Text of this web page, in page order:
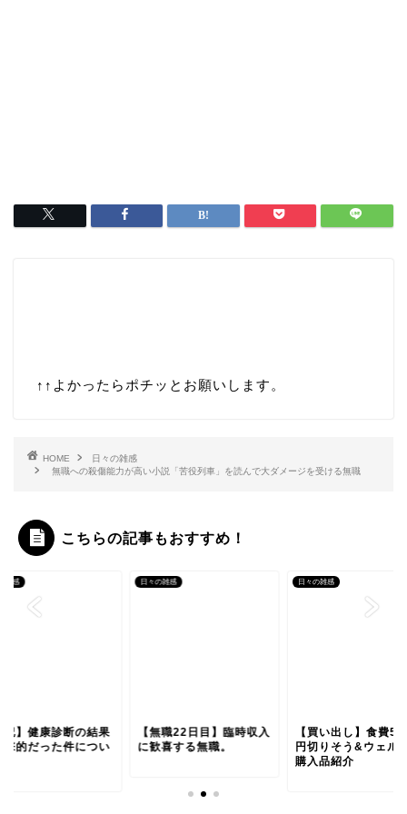
↑↑ よかったらポチッとお願いします。
HOME
日々の雑感
無職への殺傷能力が高い小説「苦役列車」を読んで大ダメージを受ける無職
こちらの記事もおすすめ！
雑感
記】健康診断の結果
撃的だった件につい
日々の雑感
【無職22日目】臨時収入
に歓喜する無職。
日々の雑感
【買い出し】食費
円切りそう&ウェル
購入品紹介